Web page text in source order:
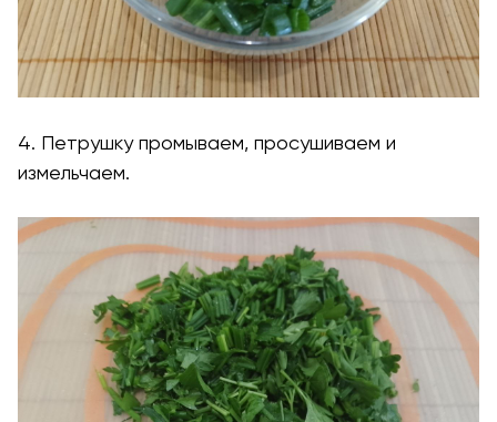
4. Петрушку промываем, просушиваем и
измельчаем.